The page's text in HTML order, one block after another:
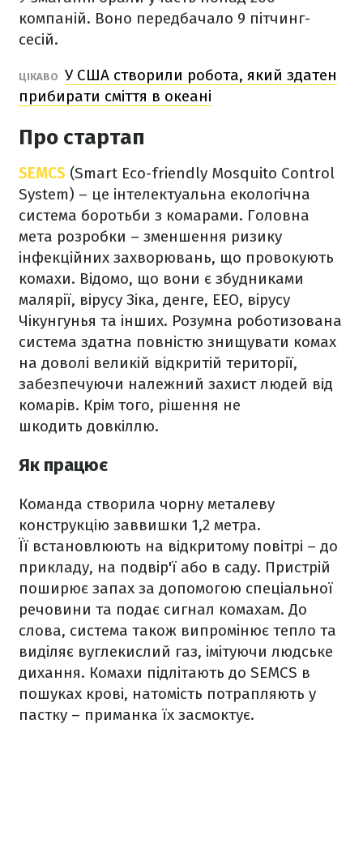
компаній. Воно передбачало 9 пітчинг-
сесій.
ЦІКАВО У США створили робота, який здатен
прибирати сміття в океані
Про стартап
SEMCS (Smart Eco-friendly Mosquito Control
System) – це інтелектуальна екологічна
система боротьби з комарами. Головна
мета розробки – зменшення ризику
інфекційних захворювань, що провокують
комахи. Відомо, що вони є збудниками
малярії, вірусу Зіка, денге, ЕЕО, вірусу
Чікунгунья та інших. Розумна роботизована
система здатна повністю знищувати комах
на доволі великій відкритій території,
забезпечуючи належний захист людей від
комарів. Крім того, рішення не
шкодить довкіллю.
Як працює
Команда створила чорну металеву
конструкцію заввишки 1,2 метра.
Її встановлюють на відкритому повітрі – до
прикладу, на подвір'ї або в саду. Пристрій
поширює запах за допомогою спеціальної
речовини та подає сигнал комахам. До
слова, система також випромінює тепло та
виділяє вуглекислий газ, імітуючи людське
дихання. Комахи підлітають до SEMCS в
пошуках крові, натомість потрапляють у
пастку – приманка їх засмоктує.